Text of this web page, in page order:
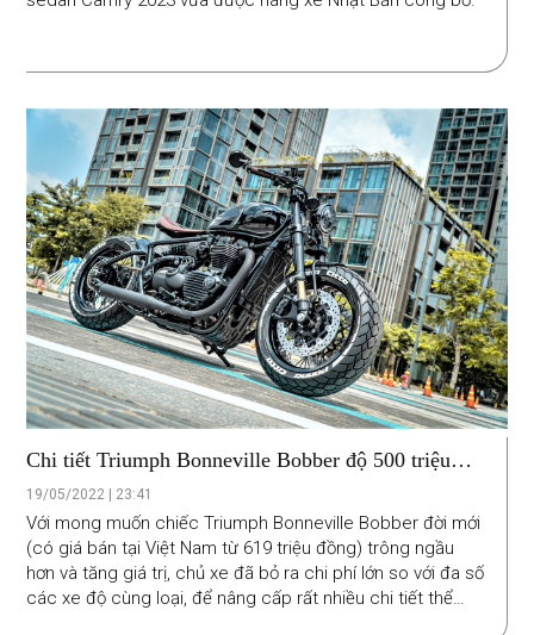
Chi tiết Triumph Bonneville Bobber độ 500 triệu
đồng tại Sài Gòn
19/05/2022 | 23:41
Với mong muốn chiếc Triumph Bonneville Bobber đời mới
(có giá bán tại Việt Nam từ 619 triệu đồng) trông ngầu
hơn và tăng giá trị, chủ xe đã bỏ ra chi phí lớn so với đa số
các xe độ cùng loại, để nâng cấp rất nhiều chi tiết thể